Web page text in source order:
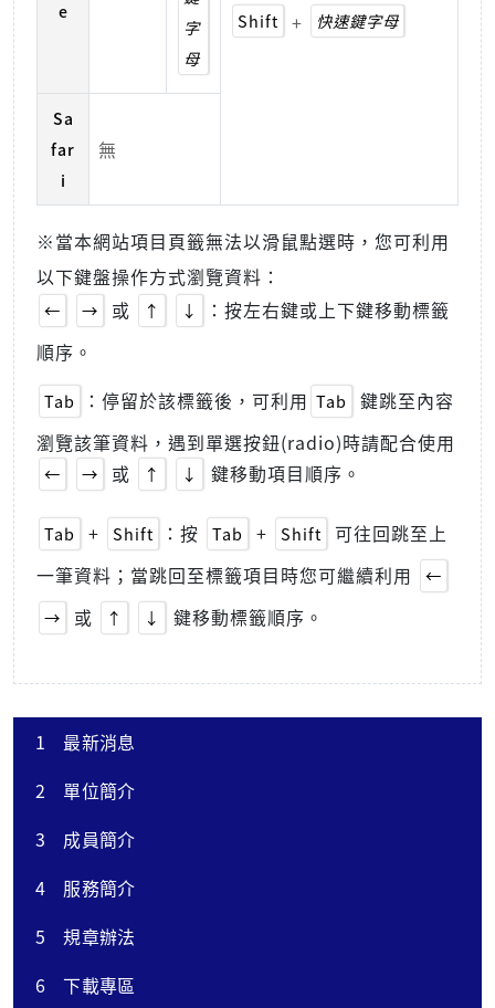
Shift + 快速鍵字母
e
字
母
Sa
far
i
無
※當本網站項目頁籤無法以滑鼠點選時，您可利用
以下鍵盤操作方式瀏覽資料：
← → 或 ↑ ↓
：按左右鍵或上下鍵移動標籤
順序。
Tab ：停留於該標籤後，可利用 Tab
鍵跳至內容
瀏覽該筆資料，遇到單選按鈕(radio)時請配合使用
← → 或 ↑ ↓ 鍵移動項目順序。
Tab + Shift ：按 Tab + Shift
可往回跳至上
一筆資料；當跳回至標籤項目時您可繼續利用
←
→
或 ↑ ↓ 鍵移動標籤順序。
1
最新消息
2
單位簡介
3
成員簡介
4
服務簡介
5
規章辦法
6
下載專區